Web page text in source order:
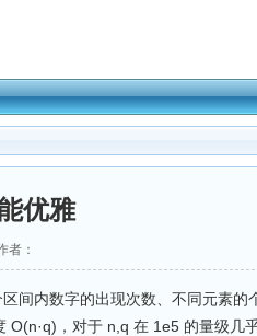
优雅
者：
间内数字的出现次数、不同元素的
O(n·q)，对于 n,q 在 1e5 的量级几